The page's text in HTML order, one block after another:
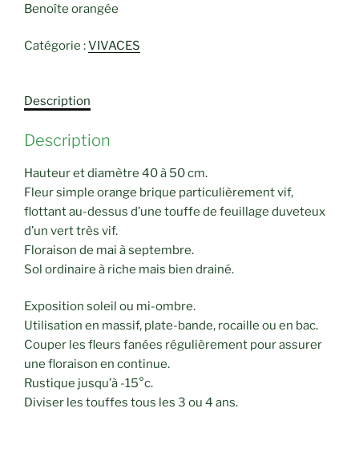
Benoîte orangée
Catégorie :VIVACES
Description
Description
Hauteur et diamètre 40 à 50 cm.
Fleur simple orange brique particulièrement vif,
flottant au-dessus d’une touffe de feuillage duveteux
d’un vert très vif.
Floraison de mai à septembre.
Sol ordinaire à riche mais bien drainé.
Exposition soleil ou mi-ombre.
Utilisation en massif, plate-bande, rocaille ou en bac.
Couper les fleurs fanées régulièrement pour assurer
une floraison en continue.
Rustique jusqu’à -15°c.
Diviser les touffes tous les 3 ou 4 ans.